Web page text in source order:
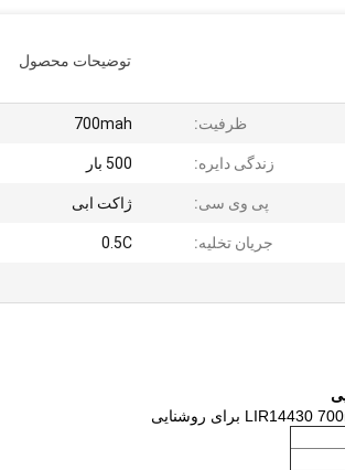
توضیحات محصول
ظرفیت: 700mah
زندگی دایره: 500 بار
پی وی سی: ژاکت ابی
جریان تخلیه: 0.5C